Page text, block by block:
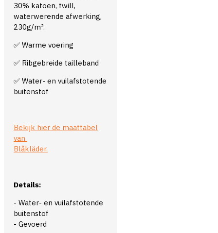
30% katoen, twill,
waterwerende afwerking,
230g/m².
✅ Warme voering
✅ Ribgebreide tailleband
✅ Water- en vuilafstotende
buitenstof
Bekijk hier de maattabel
van
Blåkläder.
Details:
- Water- en vuilafstotende
buitenstof
- Gevoerd